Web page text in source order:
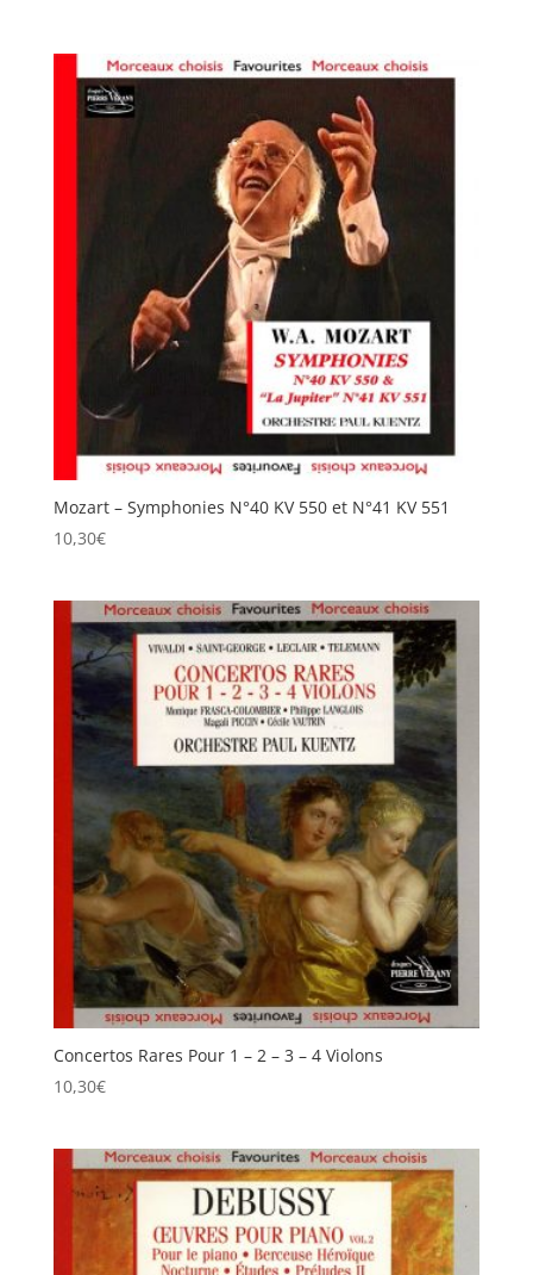
Mozart – Symphonies N°40 KV 550 et N°41 KV 551
10,30€
Concertos Rares Pour 1 – 2 – 3 – 4 Violons
10,30€